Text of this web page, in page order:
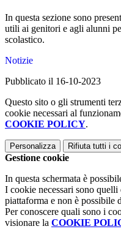
In questa sezione sono
utili ai genitori e agli alunni
scolastico.
Notizie
Pubblicato il 16-10-2023
Questo sito o gli strumenti
cookie necessari al
COOKIE POLICY.
Personalizza Rifiuta tutti i
Gestione cookie
In questa schermata è
I cookie necessari sono
piattaforma e non è possibile
Per conoscere quali sono i
visionare la COOKIE